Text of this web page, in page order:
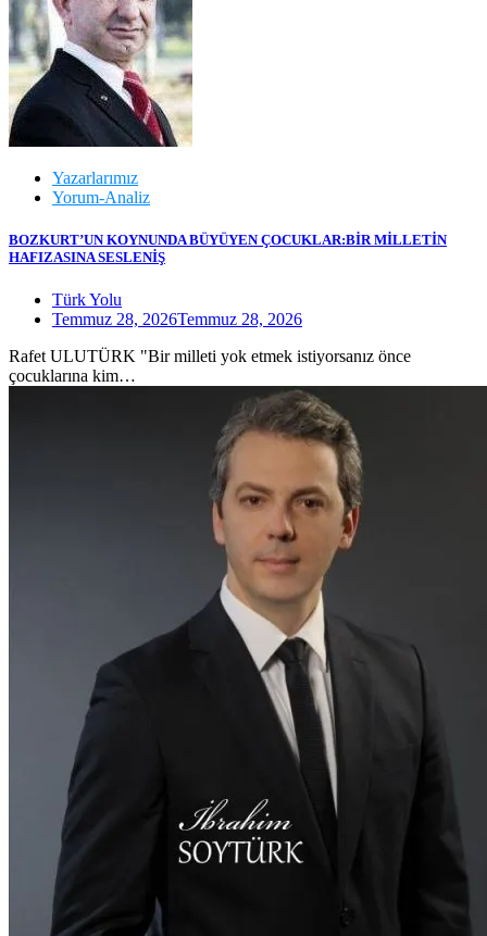
Yazarlarımız
Yorum-Analiz
BOZKURT’UN KOYNUNDA BÜYÜYEN ÇOCUKLAR:BİR MİLLETİN
HAFIZASINA SESLENİŞ
Türk Yolu
Temmuz 28, 2026Temmuz 28, 2026
Rafet ULUTÜRK "Bir milleti yok etmek istiyorsanız önce
çocuklarına kim…